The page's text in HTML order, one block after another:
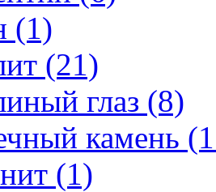
(1)
(21)
глаз (8)
камень
(1)